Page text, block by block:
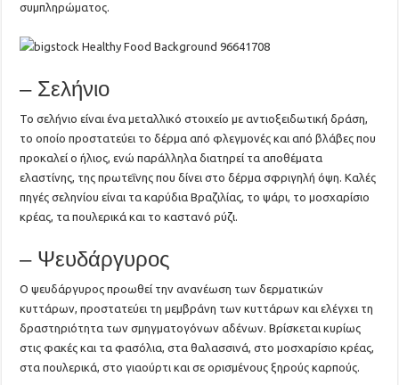
συμπληρώματος.
– Σελήνιο
Το σελήνιο είναι ένα μεταλλικό στοιχείο με αντιοξειδωτική δράση,
το οποίο προστατεύει το δέρμα από φλεγμονές και από βλάβες που
προκαλεί ο ήλιος, ενώ παράλληλα διατηρεί τα αποθέματα
ελαστίνης, της πρωτεΐνης που δίνει στο δέρμα σφριγηλή όψη. Καλές
πηγές σεληνίου είναι τα καρύδια Βραζιλίας, το ψάρι, το μοσχαρίσιο
κρέας, τα πουλερικά και το καστανό ρύζι.
– Ψευδάργυρος
Ο ψευδάργυρος προωθεί την ανανέωση των δερματικών
κυττάρων, προστατεύει τη μεμβράνη των κυττάρων και ελέγχει τη
δραστηριότητα των σμηγματογόνων αδένων. Βρίσκεται κυρίως
στις φακές και τα φασόλια, στα θαλασσινά, στο μοσχαρίσιο κρέας,
στα πουλερικά, στο γιαούρτι και σε ορισμένους ξηρούς καρπούς.